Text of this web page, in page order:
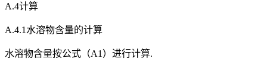
A.4计算
A.4.1水溶物含量的计算
水溶物含量按公式（A1）进行计算.